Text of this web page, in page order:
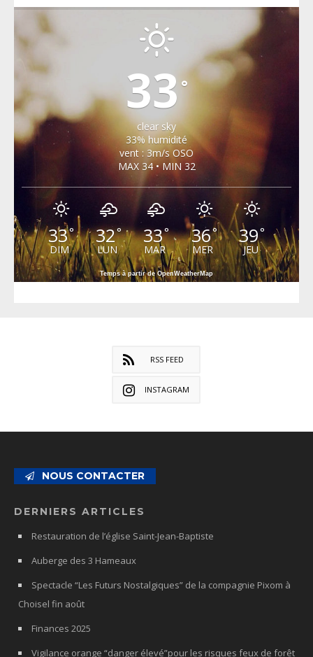
33 °
clear sky
33% humidité
vent : 3m/s OSO
MAX 34 • MIN 32
33°
DIM
32°
LUN
33°
MAR
36°
MER
39°
JEU
Temps à partir de OpenWeatherMap
RSS FEED
INSTAGRAM
NOUS CONTACTER
DERNIERS ARTICLES
Restauration de l’église Saint-Jean-Baptiste
Auberge des 3 Hameaux
Spectacle “Les Futurs Nostalgiques” de la compagnie Pixom à
Choisel fin août
Finances 2025
Vigilance orange “danger élevé”pour les risques feux de forêt